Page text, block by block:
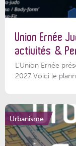
Union Ernée
activités &
L'Union Ernée
2027 Voici le
Urbanisme